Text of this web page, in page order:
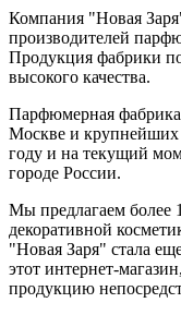
Компания "Новая
производителей
Продукция фабрики
высокого качества.
Парфюмерная
Москве и крупнейших
году и на текущий
городе России.
Мы предлагаем более
декоративной
"Новая Заря" стала
этот интернет-
продукцию